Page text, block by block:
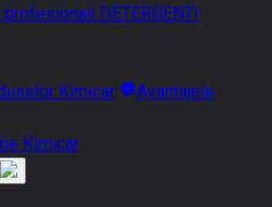
DETERGENTI
Kimicar
Avantajele